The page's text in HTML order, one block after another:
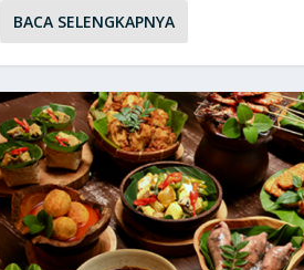
BACA SELENGKAPNYA